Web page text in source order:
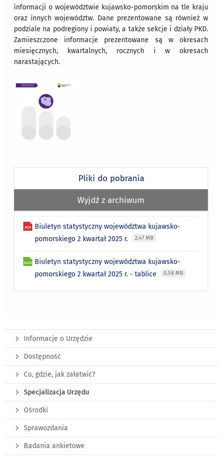
informacji o województwie kujawsko-pomorskim na tle kraju
oraz innych województw. Dane prezentowane są również w
podziale na podregiony i powiaty, a także sekcje i działy PKD.
Zamieszczone informacje prezentowane są w okresach
miesięcznych, kwartalnych, rocznych i w okresach
narastających.
Pliki do pobrania
Wyjdź z archiwum
Biuletyn statystyczny województwa kujawsko-
pomorskiego 2 kwartał 2025 r.
2.47 MB
Biuletyn statystyczny województwa kujawsko-
pomorskiego 2 kwartał 2025 r. - tablice
0.58 MB
Informacje o Urzędzie
Dostępność
Co, gdzie, jak załatwić?
Specjalizacja Urzędu
Ośrodki
Sprawozdania
Badania ankietowe